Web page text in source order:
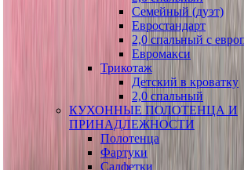
Семейный (дуэт)
Евростандарт
2,0 спальный с
Евромакси
Трикотаж
Детский в кроватку
2,0 спальный
КУХОННЫЕ ПОЛОТЕНЦА И
ПРИНАДЛЕЖНОСТИ
Полотенца
Фартуки
Салфетки